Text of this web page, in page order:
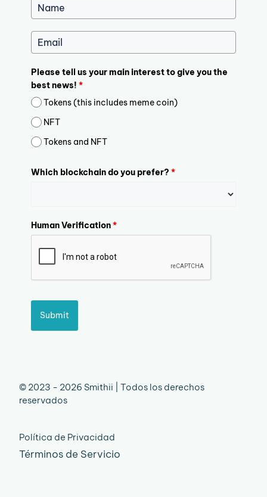
Please tell us your main interest to give you the
best news! *
Tokens (this includes meme coin)
NFT
Tokens and NFT
Which blockchain do you prefer? *
Human Verification*
Submit
© 2023 - 2026 Smithii | Todos los derechos
reservados
Política de Privacidad
Términos de Servicio